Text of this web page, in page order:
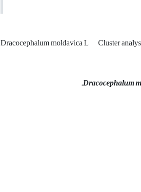
Dracocephalum moldavica L Cluster
Dracocephalum